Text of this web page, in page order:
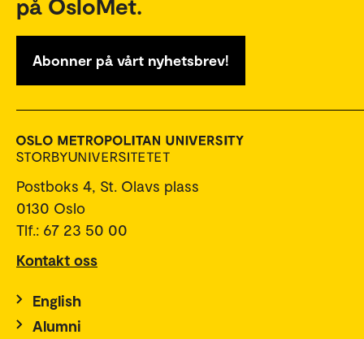
på OsloMet.
Abonner på vårt nyhetsbrev!
Postboks 4, St. Olavs plass
0130 Oslo
Tlf.: 67 23 50 00
Kontakt oss
English
Alumni